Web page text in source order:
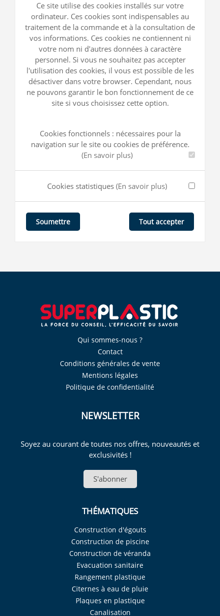
Ce site utilise des cookies installés sur votre
ordinateur. Ces cookies sont indispensables au
traitement de la commande et à la consultation de
vos informations. Ces cookies ne contiennent ni
votre nom ni d'autres données à caractère
personnel. Si vous ne souhaitez pas accepter
l'utilisation des cookies, il vous est possible de les
désactiver dans votre browser. Cependant, nous
ne pouvons garantir le bon fonctionnement de ce
site si vous choisissez cette option.
Cookies fonctionnels : nécessaires pour la
navigation sur le site ou cookies de préférence.
(En savoir plus)
Cookies statistiques (En savoir plus)
Soumettre Tout accepter
Qui sommes-nous ?
Contact
Conditions générales de vente
Mentions légales
Politique de confidentialité
NEWSLETTER
Soyez au courant de toutes nos offres, nouveautés et
exclusivités !
S'abonner
THÉMATIQUES
Construction d'égouts
Construction de piscine
Construction de véranda
Evacuation sanitaire
Rangement plastique
Citernes à eau de pluie
Plaques en plastique
Canalisation